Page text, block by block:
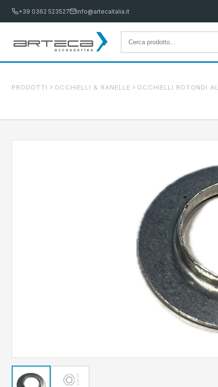
+39 0362 523527 info@artecaitalia.it
PRODOTTI OCCHIELLI & RANELLE OCCHIELLI ROTONDI